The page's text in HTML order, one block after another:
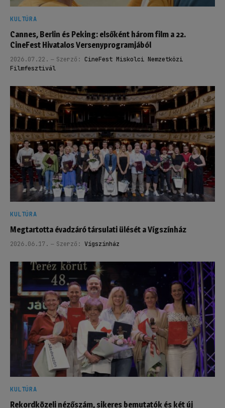
KULTÚRA
Cannes, Berlin és Peking: elsőként három film a 22.
CineFest Hivatalos Versenyprogramjából
2026.07.22. Szerző: CineFest Miskolci Nemzetközi
Filmfesztivál
KULTÚRA
Megtartotta évadzáró társulati ülését a Vígszínház
2026.06.17. Szerző: Vígszínház
KULTÚRA
Rekordközeli nézőszám, sikeres bemutatók és két új